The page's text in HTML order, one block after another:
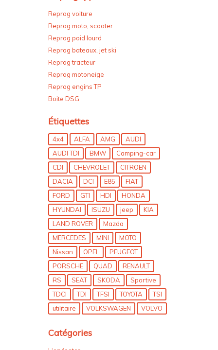
Reprog voiture
Reprog moto, scooter
Reprog poid lourd
Reprog bateaux, jet ski
Reprog tracteur
Reprog motoneige
Reprog engins TP
Boite DSG
Étiquettes
4x4 ALFA AMG
AUDI
AUDI TDI
BMW
Camping-car
CDI
CHEVROLET
CITROEN
DACIA
DCI E85
FIAT
FORD
GTI HDI
HONDA
HYUNDAI
ISUZU jeep
KIA
LAND ROVER
Mazda
MERCEDES
MINI
MOTO
Nissan
OPEL
PEUGEOT
PORSCHE
QUAD
RENAULT
RS
SEAT SKODA
Sportive
TDCI
TDI TFSI TOYOTA
TSI
utilitaire
VOLKSWAGEN VOLVO
Catégories